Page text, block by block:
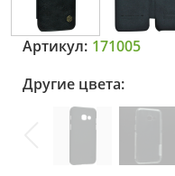
Артикул: 171005
Другие цвета: